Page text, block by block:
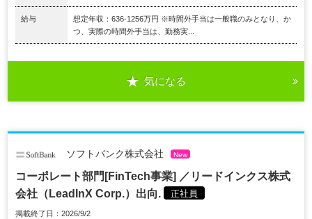
給与
想定年収：636-1256万円 ※時間外手当は一般職のみとなり、か
つ、実際の時間外手当は、勤務実...
気になる
ソフトバンク株式会社 New
コーポレート部門[FinTech事業] ／リードインクス株式
会社（LeadInX Corp.）出向.
正社員
掲載終了日：2026/9/2